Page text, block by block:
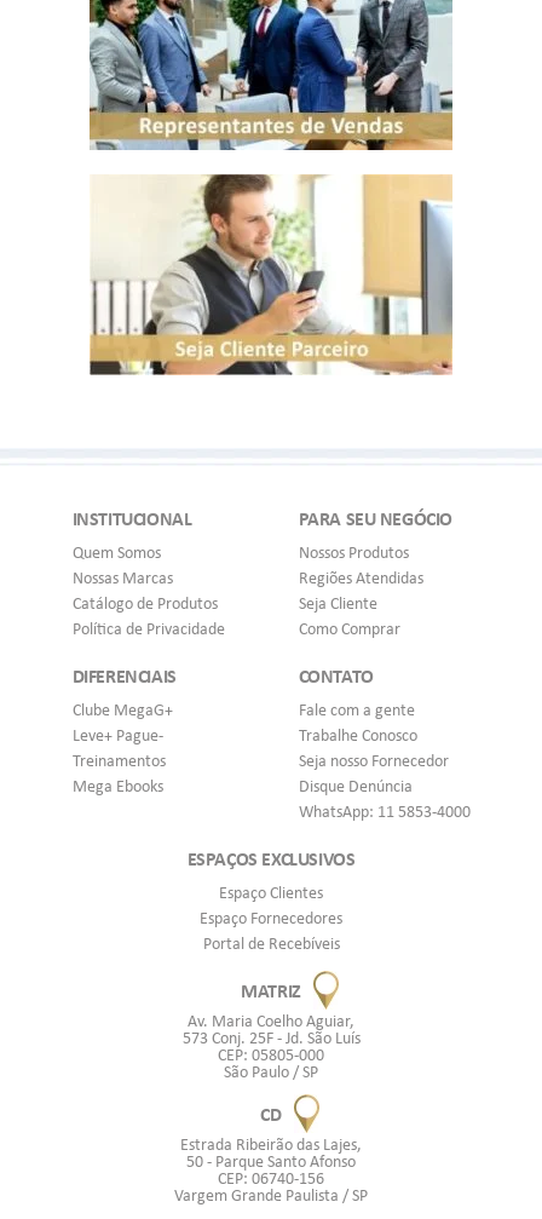
INSTITUCIONAL
Quem Somos
Nossas Marcas
Catálogo de Produtos
Política de Privacidade
PARA SEU NEGÓCIO
Nossos Produtos
Regiões Atendidas
Seja Cliente
Como Comprar
DIFERENCIAIS
Clube MegaG+
Leve+ Pague-
Treinamentos
Mega Ebooks
CONTATO
Fale com a gente
Trabalhe Conosco
Seja nosso Fornecedor
Disque Denúncia
WhatsApp: 11 5853-4000
ESPAÇOS EXCLUSIVOS
Espaço Clientes
Espaço Fornecedores
Portal de Recebíveis
MATRIZ
Av. Maria Coelho Aguiar,
573 Conj. 25F - Jd. São Luís
CEP: 05805-000
São Paulo / SP
CD
Estrada Ribeirão das Lajes,
50 - Parque Santo Afonso
CEP: 06740-156
Vargem Grande Paulista / SP